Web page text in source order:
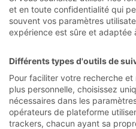
et en toute confidentialité qui
souvent vos paramètres
expérience est sûre et adaptée
Différents types d'outils de
Pour faciliter votre recherche
plus personnelle, choisissez
nécessaires dans les
opérateurs de plateforme
trackers, chacun ayant sa